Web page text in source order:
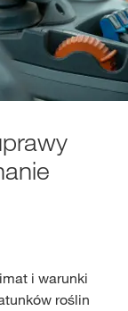
i warunki
roślin